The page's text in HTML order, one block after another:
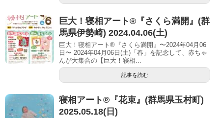
巨大！寝相アート®︎『さくら満開』(群
馬県伊勢崎) 2024.04.06(土)
巨大！寝相アート®『さくら満開』〜2024年04月06
日〜 2024年04月06日(土)「春」を記念して、赤ちゃ
んが大集合の【巨大！寝相...
記事を読む
寝相アート®︎『花束』(群馬県玉村町)
2025.05.18(日)